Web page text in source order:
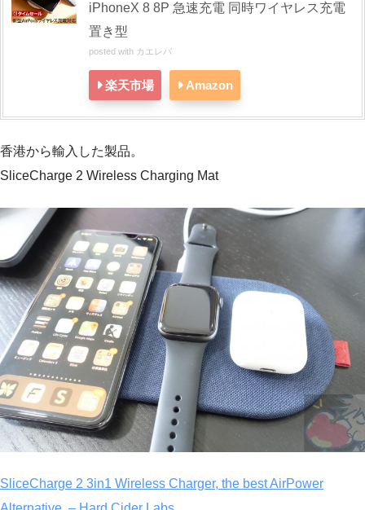
iPhoneX 8 8P 急速充電 同時ワイヤレス充電
置き型
posted with カエレバ
楽天市場 Amazon
香港から輸入した製品。
SliceCharge 2 Wireless Charging Mat
SliceCharge 2 3in1 Wireless Charger, the best AirPower